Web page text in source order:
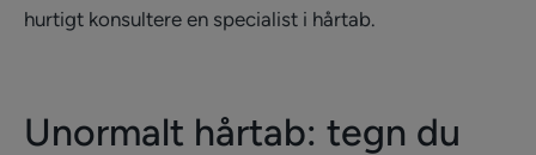
hurtigt konsultere en specialist i hårtab.
Unormalt hårtab: tegn du